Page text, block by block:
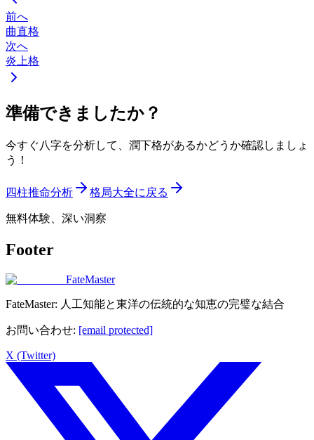
前へ
曲直格
次へ
炎上格
準備できましたか？
今すぐ八字を分析して、潤下格があるかどうか確認しましょ
う！
四柱推命分析 格局大全に戻る
無料体験、深い洞察
Footer
FateMaster
FateMaster: 人工知能と東洋の伝統的な知恵の完璧な結合
お問い合わせ: [email protected]
X (Twitter)